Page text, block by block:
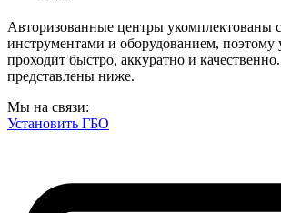
Авторизованные центры укомплектованы
инструментами и оборудованием, поэтому
проходит быстро, аккуратно и
представлены ниже.
Мы на связи:
Установить ГБО